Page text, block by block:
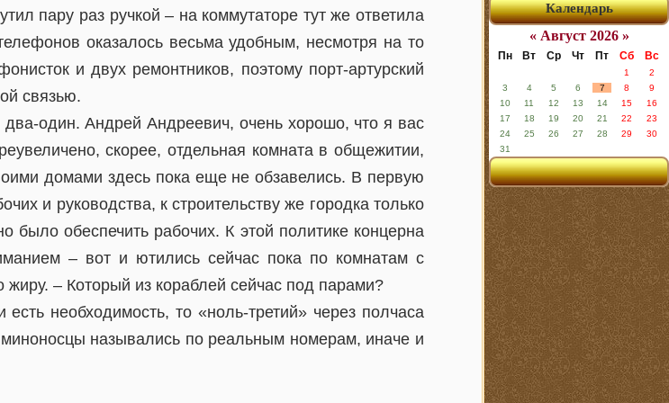
пару раз ручкой – на коммутаторе тут же ответила
оказалось весьма удобным, несмотря на то
и двух ремонтников, поэтому порт-артурский
связью.
один. Андрей Андреевич, очень хорошо, что я вас
скорее, отдельная комната в общежитии,
домами здесь пока еще не обзавелись. В первую
и руководства, к строительству же городка только
было обеспечить рабочих. К этой политике концерна
– вот и ютились сейчас пока по комнатам с
– Который из кораблей сейчас под парами?
необходимость, то «ноль-третий» через полчаса
назывались по реальным номерам, иначе и
Календарь
« Август 2026 »
Пн Вт Ср Чт Пт Сб Вс
1
2
3
4 5 6 7 8
9
10
11 12 13 14 15
16
17
18 19 20 21 22
23
24
25 26 27 28 29
30
31